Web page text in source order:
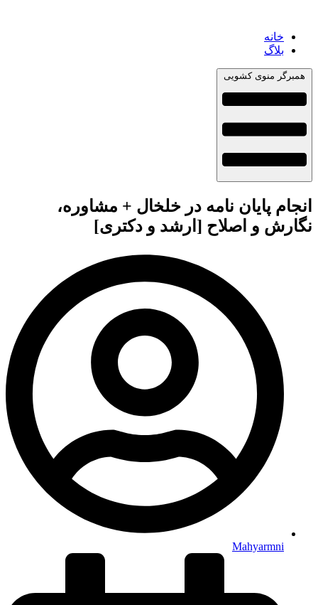
خانه
بلاگ
همبرگر منوی کشویی
انجام پایان نامه در خلخال + مشاوره،
نگارش و اصلاح [ارشد و دکتری]
Mahyarmni